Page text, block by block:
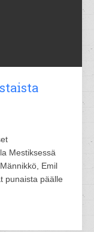
Mestiksessä
Emil
punaista päälle